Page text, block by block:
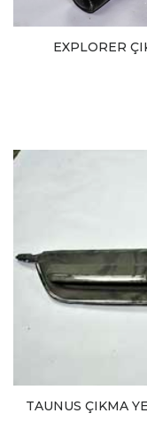
EXPLORER
TAUNUS ÇIKMA